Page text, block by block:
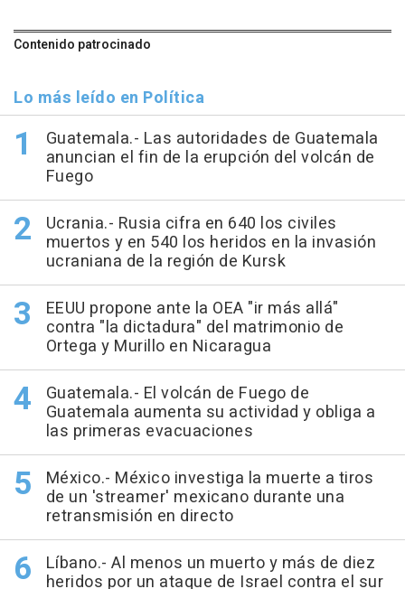
Contenido patrocinado
Lo más leído en Política
Guatemala.- Las autoridades de Guatemala
anuncian el fin de la erupción del volcán de
Fuego
Ucrania.- Rusia cifra en 640 los civiles
muertos y en 540 los heridos en la invasión
ucraniana de la región de Kursk
EEUU propone ante la OEA "ir más allá"
contra "la dictadura" del matrimonio de
Ortega y Murillo en Nicaragua
Guatemala.- El volcán de Fuego de
Guatemala aumenta su actividad y obliga a
las primeras evacuaciones
México.- México investiga la muerte a tiros
de un 'streamer' mexicano durante una
retransmisión en directo
Líbano.- Al menos un muerto y más de diez
heridos por un ataque de Israel contra el sur